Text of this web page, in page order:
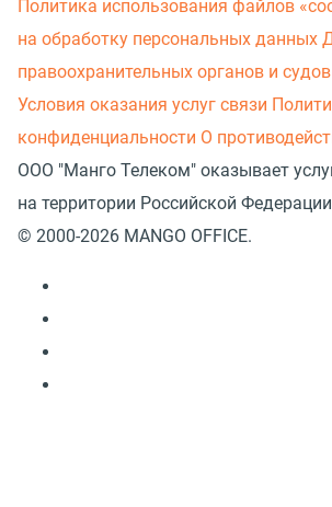
Политика использования файлов
на обработку персональных данных
правоохранительных органов и судов
Условия оказания услуг связи
конфиденциальности О
ООО "Манго Телеком" оказывает
на территории Российской
© 2000-2026 MANGO OFFICE.